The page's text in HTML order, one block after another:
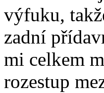
výfuku,
zadní
mi celkem
rozestup